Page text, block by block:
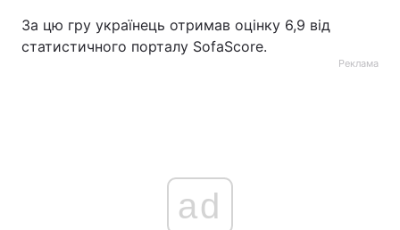
За цю гру українець отримав оцінку 6,9 від
статистичного порталу SofaScore.
Реклама
ad